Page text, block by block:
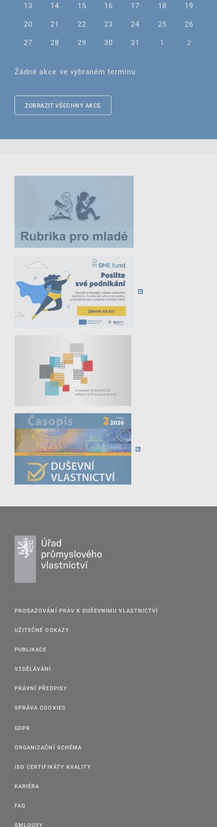
13
14 15 16 17 18
19
20
21 22 23 24 25
26
27
28 29 30 31 1 2
Žádné akce ve vybraném termínu
ZOBRAZIT VŠECHNY AKCE
PROSAZOVÁNÍ PRÁV K DUŠEVNÍMU VLASTNICTVÍ
UŽITEČNÉ ODKAZY
PUBLIKACE
VZDĚLÁVÁNÍ
PRÁVNÍ PŘEDPISY
SPRÁVA COOKIES
GDPR
ORGANIZAČNÍ SCHÉMA
ISO CERTIFIKÁTY KVALITY
KARIÉRA
FAQ
SMLOUVY